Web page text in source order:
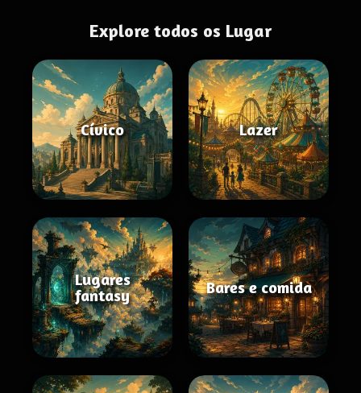
Explore todos os Lugar
Cívico Lazer
Lugares
fantasy
Bares e comida